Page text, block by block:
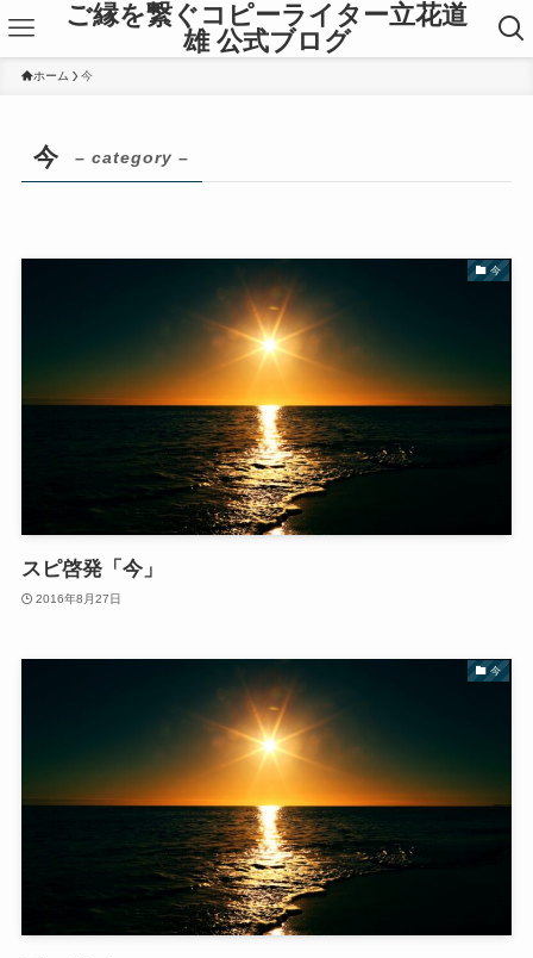
ご縁を繋ぐコピーライター立花道
雄 公式ブログ
ホーム 今
今 – category –
今
スピ啓発「今」
2016年8月27日
今